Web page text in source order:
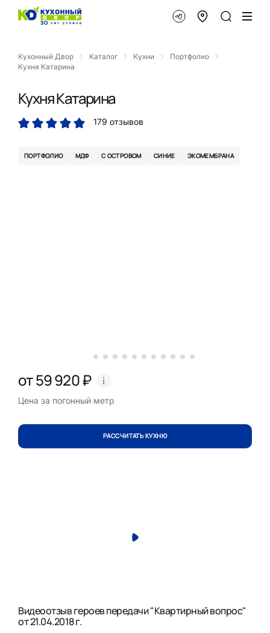
Кухонный Двор Каталог Кухни
Портфолио
Кухня Катарина
Кухня Катарина
179 отзывов
ПОРТФОЛИО МДФ С ОСТРОВОМ СИНИЕ ЭКОМЕМБРАНА
от 59 920 ₽
Цена за погонный метр
РАССЧИТАТЬ КУХНЮ
Видеоотзыв героев передачи "Квартирный вопрос"
от 21.04.2018 г.